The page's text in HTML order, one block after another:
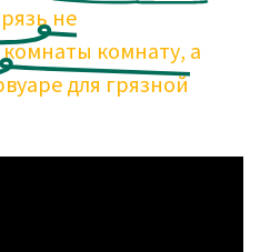
не
комнаты комнату, а
для грязной